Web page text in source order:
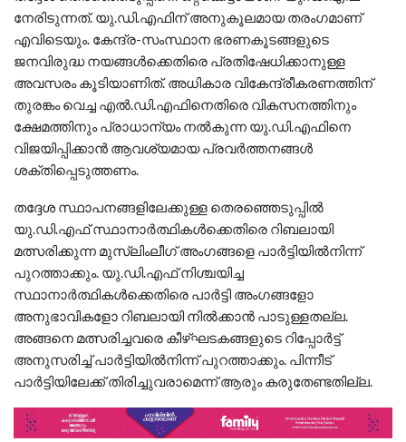
നേരിടുന്നത്. യു.ഡി.എഫിന് അനുകൂലമായ തരംഗമാണ്
എവിടെയും. കേന്ദ്ര-സംസ്ഥാന ഭരണകൂടങ്ങളുടെ
ജനവിരുദ്ധ നയങ്ങൾക്കെതിരെ പ്രതിഷേധിക്കാനുള്ള
അവസരം കൂടിയാണിത്. അധികാര വികേന്ദ്രീകരണത്തിന്
തുരങ്കം വെച്ച എൽ.ഡി.എഫിനെതിരെ വികസനത്തിനും
ക്ഷേമത്തിനും പ്രാധാന്യം നൽകുന്ന യു.ഡി.എഫിനെ
വിജയിപ്പിക്കാൻ ആവശ്യമായ പ്രവർത്തനങ്ങൾ
ശക്തിപ്പെടുത്തണം.
തദ്ദേശ സ്ഥാപനങ്ങളിലേക്കുള്ള തെരഞ്ഞെടുപ്പിൽ
യു.ഡി.എഫ് സ്ഥാനാർത്ഥികൾക്കെതിരെ റിബലായി
മത്സരിക്കുന്ന മുസ്‌ലിംലീഗ് അംഗങ്ങളെ പാർട്ടിയിൽനിന്ന്
പുറത്താക്കും. യു.ഡി.എഫ് നിശ്ചയിച്ച
സ്ഥാനാർത്ഥികൾക്കെതിരെ പാർട്ടി അംഗങ്ങളോ
അനുഭാവികളോ റിബലായി നിൽക്കാൻ പാടുള്ളതല്ല.
അങ്ങനെ മത്സരിച്ചവരെ കീഴ്ഘടകങ്ങളുടെ റിപ്പോർട്ട്
അനുസരിച്ച് പാർട്ടിയിൽനിന്ന് പുറത്താക്കും. പിന്നീട്
പാർട്ടിയിലേക്ക് തിരിച്ചുവരാമെന്ന് ആരും കരുതേണ്ടതില്ല.